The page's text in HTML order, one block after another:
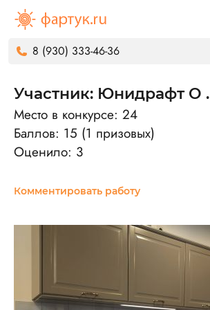
8 (930) 333-46-36
Участник: Юнидрафт О .
Место в конкурсе: 24
Баллов: 15 (1 призовых)
Оценило: 3
Комментировать работу